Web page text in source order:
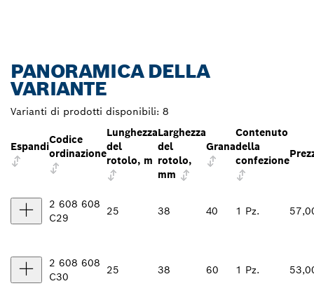
PANORAMICA DELLA
VARIANTE
Varianti di prodotti disponibili: 8
Espandi
Codice
ordinazione
Lunghezza
del
rotolo, m
Larghezza
del
rotolo,
mm
Grana
Contenuto
della
confezione
2 608 608
C29
25 38 40 1 Pz.
2 608 608
C30
25 38 60 1 Pz.